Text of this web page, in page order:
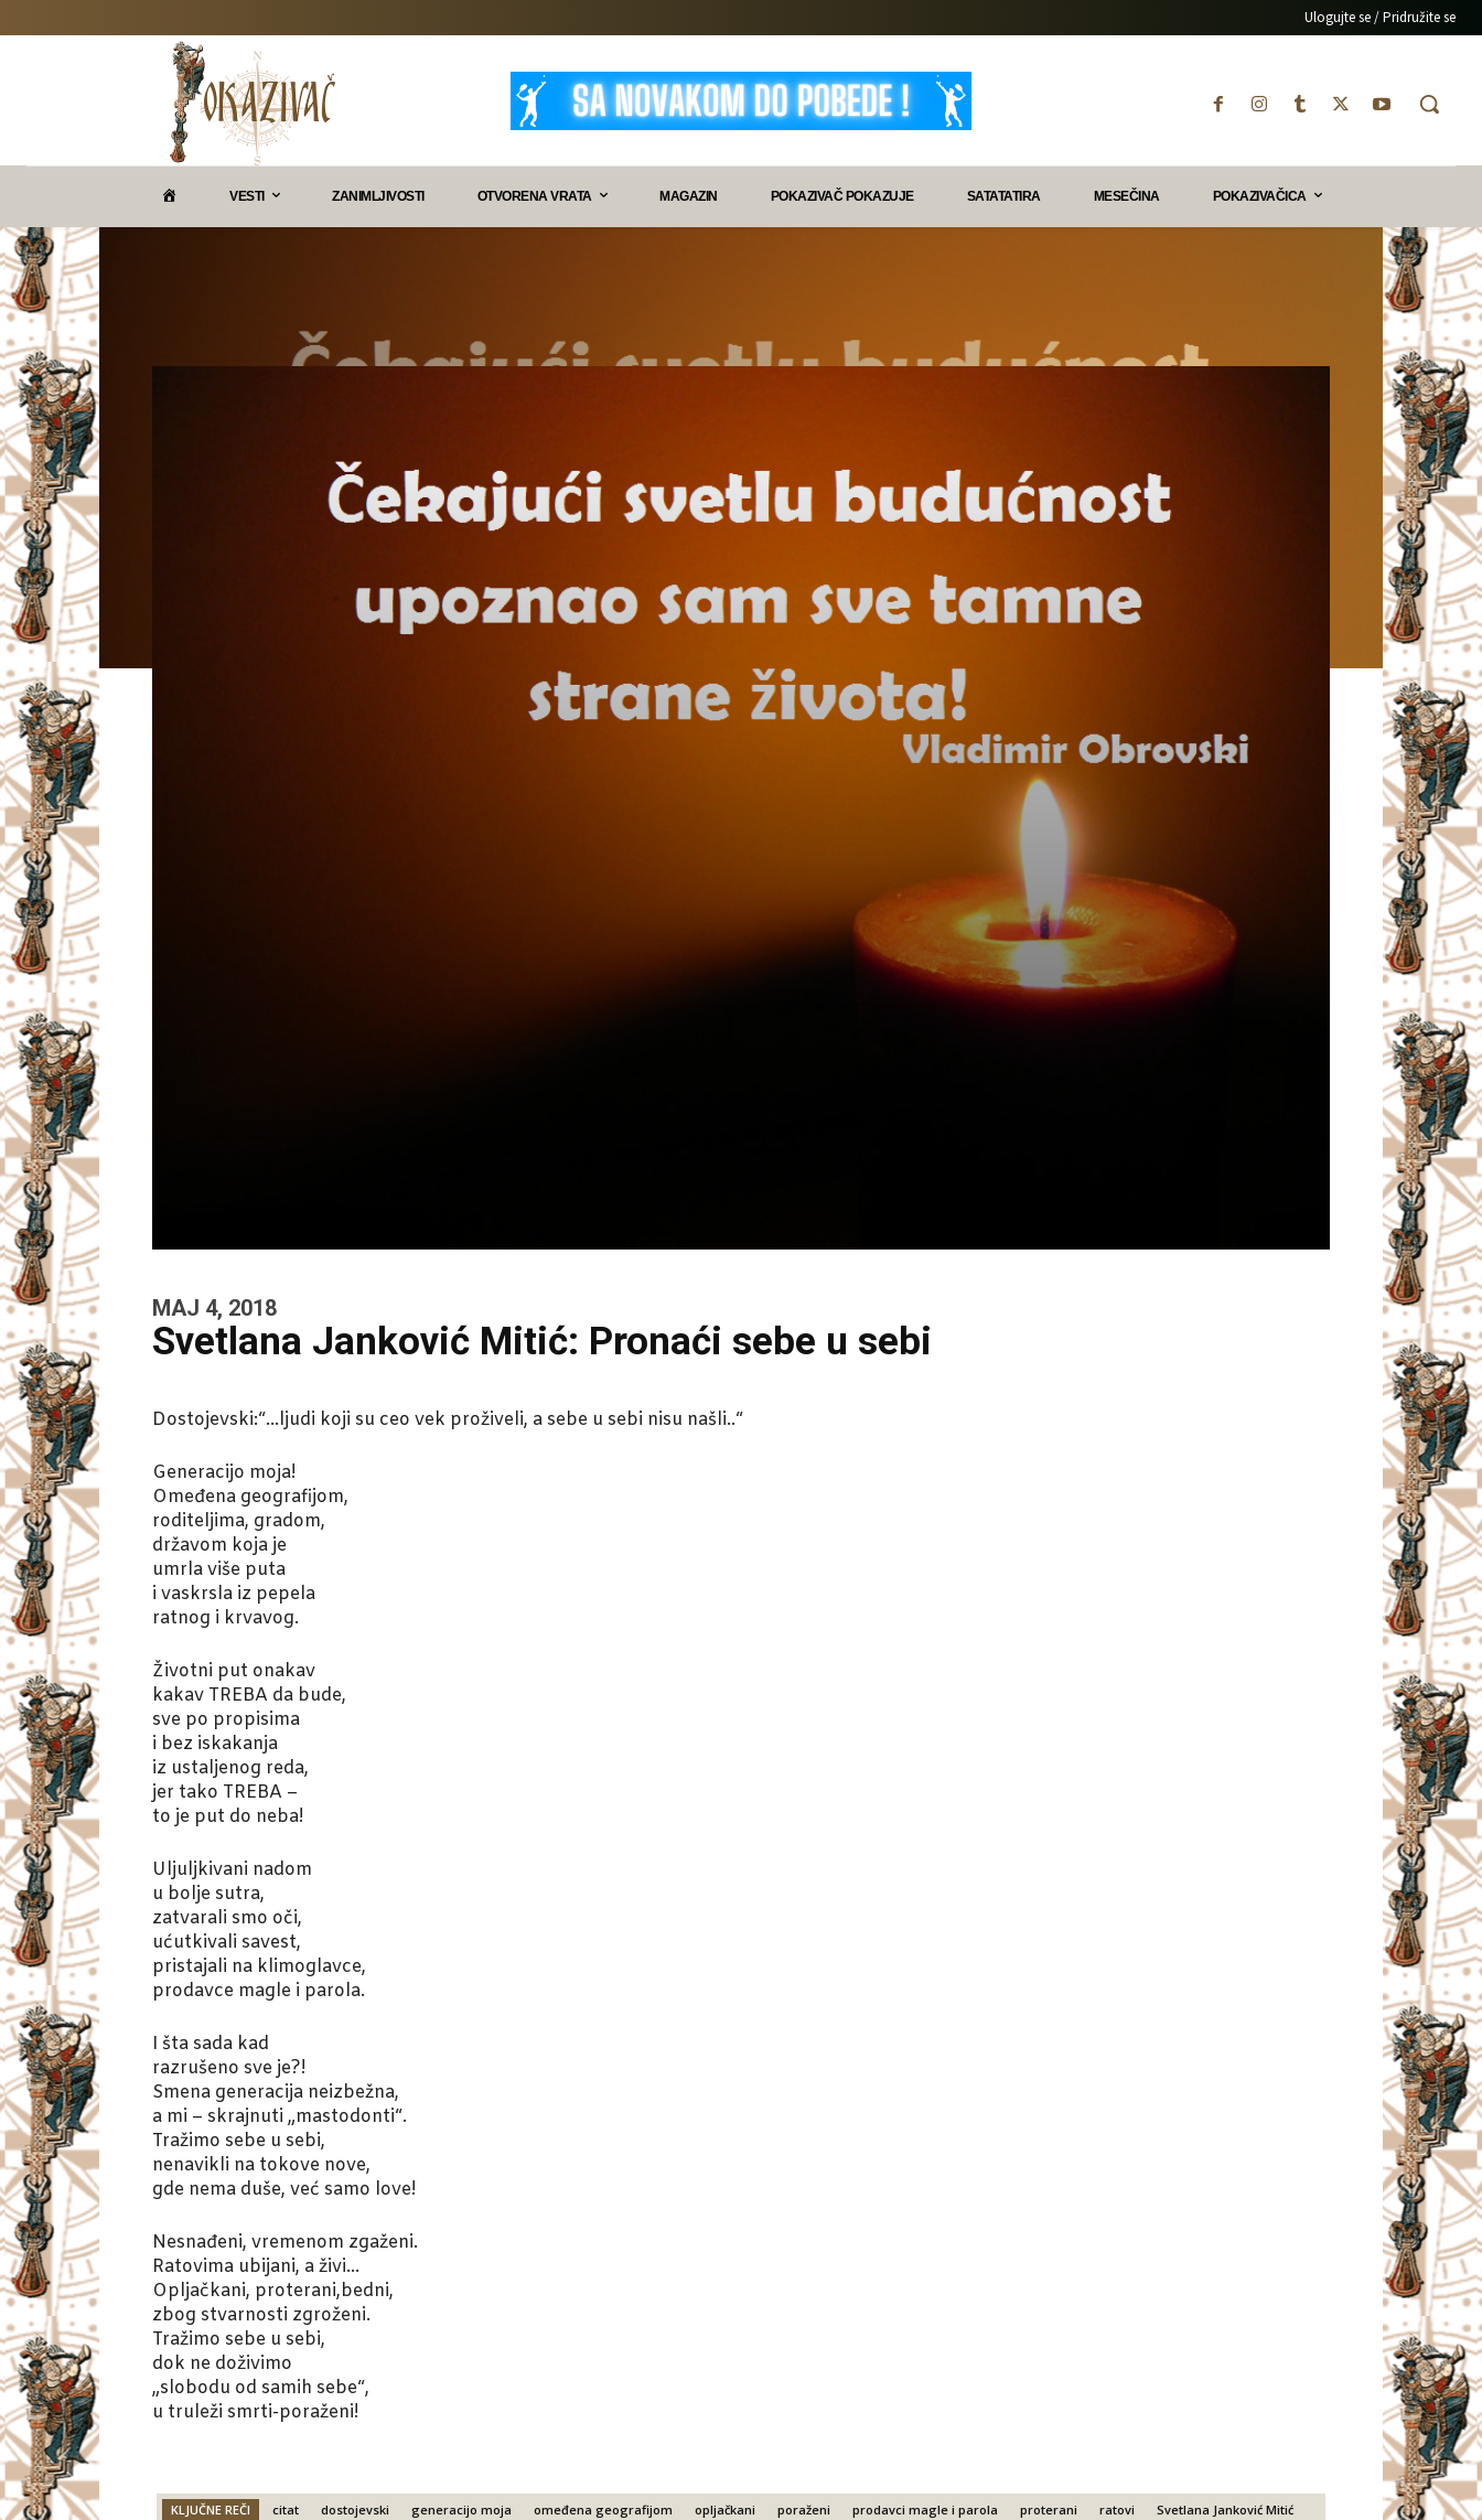
Ulogujte se / Pridružite se
VESTI ZANIMLJIVOSTI OTVORENA VRATA MAGAZIN POKAZIVAČ POKAZUJE SATATATIRA MESEČINA POKAZIVAČICA
MAJ 4, 2018
Svetlana Janković Mitić: Pronaći sebe u sebi
Dostojevski:“…ljudi koji su ceo vek proživeli, a sebe u sebi nisu našli..“
Generacijo moja!
Omeđena geografijom,
roditeljima, gradom,
državom koja je
umrla više puta
i vaskrsla iz pepela
ratnog i krvavog.
Životni put onakav
kakav TREBA da bude,
sve po propisima
i bez iskakanja
iz ustaljenog reda,
jer tako TREBA –
to je put do neba!
Uljuljkivani nadom
u bolje sutra,
zatvarali smo oči,
ućutkivali savest,
pristajali na klimoglavce,
prodavce magle i parola.
I šta sada kad
razrušeno sve je?!
Smena generacija neizbežna,
a mi – skrajnuti „mastodonti“.
Tražimo sebe u sebi,
nenavikli na tokove nove,
gde nema duše, već samo love!
Nesnađeni, vremenom zgaženi.
Ratovima ubijani, a živi…
Opljačkani, proterani,bedni,
zbog stvarnosti zgroženi.
Tražimo sebe u sebi,
dok ne doživimo
„slobodu od samih sebe“,
u truleži smrti-poraženi!
KLJUČNE REČI citat dostojevski generacijo moja omeđena geografijom opljačkani poraženi prodavci magle i parola proterani ratovi Svetlana Janković Mitić